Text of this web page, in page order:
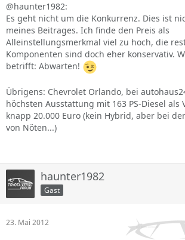
@haunter1982:
Es geht nicht um die Konkurrenz. Dies ist
meines Beitrages. Ich finde den Preis als
Alleinstellungsmerkmal viel zu hoch, die
Komponenten sind doch eher konservativ.
betrifft: Abwarten!
Übrigens: Chevrolet Orlando, bei
höchsten Ausstattung mit 163 PS-Diesel
knapp 20.000 Euro (kein Hybrid, aber bei
von Nöten...)
haunter1982
Gast
23. Mai 2012